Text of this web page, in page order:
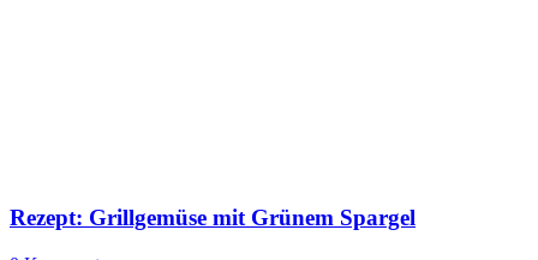
Rezept: Grillgemüse mit Grünem Spargel